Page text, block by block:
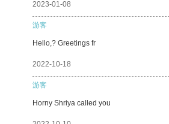
2023-01-08
游客
Hello,? Greetings fr
2022-10-18
游客
Horny Shriya called you